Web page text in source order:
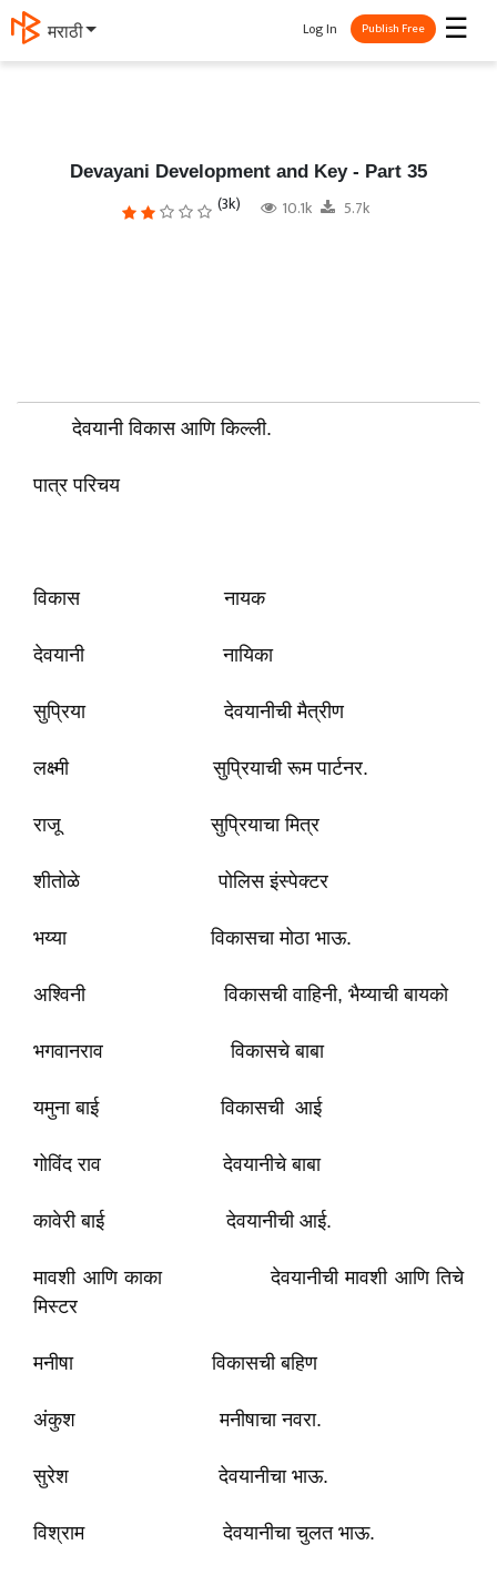
தமிழ் ☰
Log In Publish Free
Devayani Development and Key - Part 35
(3k) 10.1k 5.7k
देवयानी विकास आणि किल्ली.
पात्र परिचय
विकास नायक
देवयानी नायिका
सुप्रिया देवयानीची मैत्रीण
लक्ष्मी सुप्रियाची रूम पार्टनर.
राजू सुप्रियाचा मित्र
शीतोळे पोलिस इंस्पेक्टर
भय्या विकासचा मोठा भाऊ.
अश्विनी विकासची वाहिनी, भैय्याची बायको
भगवानराव विकासचे बाबा
यमुना बाई विकासची आई
गोविंद राव देवयानीचे बाबा
कावेरी बाई देवयानीची आई.
मावशी आणि काका देवयानीची मावशी आणि तिचे
मिस्टर
मनीषा विकासची बहिण
अंकुश मनीषाचा नवरा.
सुरेश देवयानीचा भाऊ.
विश्राम देवयानीचा चुलत भाऊ.